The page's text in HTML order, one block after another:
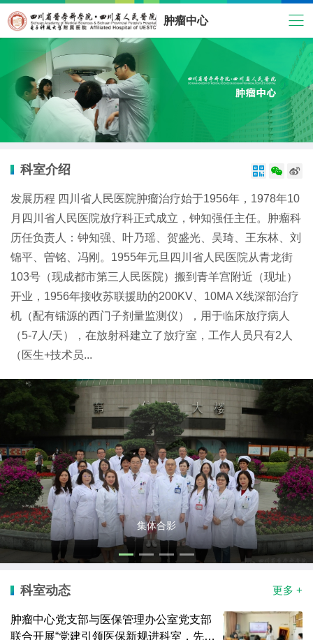
肿瘤中心
科室介绍   
发展历程 四川省人民医院肿瘤治疗始于1956年，1978年10
月四川省人民医院放疗科正式成立，钟知强任主任。肿瘤科
历任负责人：钟知强、叶乃瑶、贺盛光、吴琦、王东林、刘
锦平、曽铭、冯刚。1955年元旦四川省人民医院从青龙街
103号（现成都市第三人民医院）搬到青羊宫附近（现址）
开业，1956年接收苏联援助的200KV、10MA X线深部治疗
机（配有镭源的西门子剂量监测仪），用于临床放疗病人
（5-7人/天），在放射科建立了放疗室，工作人员只有2人
（医生+技术员...
集体合影
科室动态 更多 +
肿瘤中心党支部与医保管理办公室党支部
联合开展“党建引领医保新规进科室，先锋